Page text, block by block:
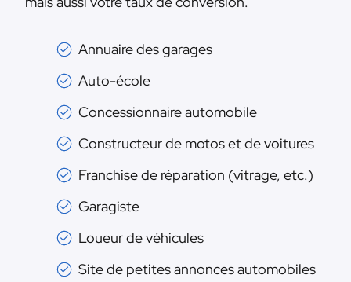
Annuaire des garages
Auto-école
Concessionnaire automobile
Constructeur de motos et de voitures
Franchise de réparation (vitrage, etc.)
Garagiste
Loueur de véhicules
Site de petites annonces automobiles